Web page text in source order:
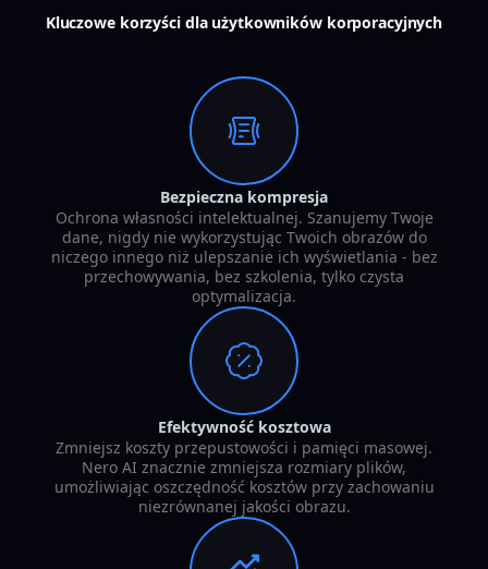
Kluczowe korzyści dla użytkowników korporacyjnych
Bezpieczna kompresja
Ochrona własności intelektualnej. Szanujemy Twoje
dane, nigdy nie wykorzystując Twoich obrazów do
niczego innego niż ulepszanie ich wyświetlania - bez
przechowywania, bez szkolenia, tylko czysta
optymalizacja.
Efektywność kosztowa
Zmniejsz koszty przepustowości i pamięci masowej.
Nero AI znacznie zmniejsza rozmiary plików,
umożliwiając oszczędność kosztów przy zachowaniu
niezrównanej jakości obrazu.